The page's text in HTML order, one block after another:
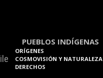
PUEBLOS INDÍGENAS
ORÍGENES
COSMOVISIÓN Y NATURALEZA
DERECHOS